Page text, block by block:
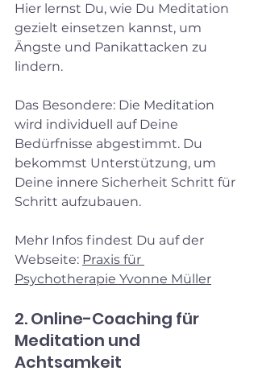
Hier lernst Du, wie Du Meditation
gezielt einsetzen kannst, um
Ängste und Panikattacken zu
lindern.
Das Besondere: Die Meditation
wird individuell auf Deine
Bedürfnisse abgestimmt. Du
bekommst Unterstützung, um
Deine innere Sicherheit Schritt für
Schritt aufzubauen.
Mehr Infos findest Du auf der
Webseite: Praxis für
Psychotherapie Yvonne Müller
2. Online-Coaching für
Meditation und
Achtsamkeit